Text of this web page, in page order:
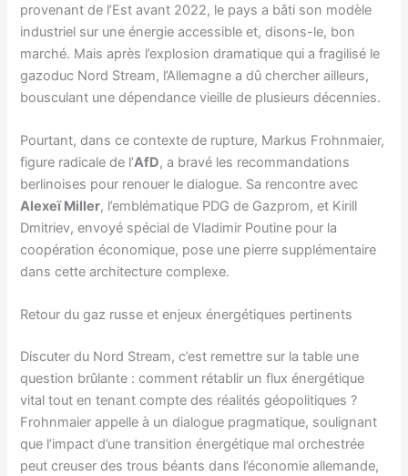
provenant de l’Est avant 2022, le pays a bâti son modèle
industriel sur une énergie accessible et, disons-le, bon
marché. Mais après l’explosion dramatique qui a fragilisé le
gazoduc Nord Stream, l’Allemagne a dû chercher ailleurs,
bousculant une dépendance vieille de plusieurs décennies.
Pourtant, dans ce contexte de rupture, Markus Frohnmaier,
figure radicale de l’AfD, a bravé les recommandations
berlinoises pour renouer le dialogue. Sa rencontre avec
Alexeï Miller, l’emblématique PDG de Gazprom, et Kirill
Dmitriev, envoyé spécial de Vladimir Poutine pour la
coopération économique, pose une pierre supplémentaire
dans cette architecture complexe.
Retour du gaz russe et enjeux énergétiques pertinents
Discuter du Nord Stream, c’est remettre sur la table une
question brûlante : comment rétablir un flux énergétique
vital tout en tenant compte des réalités géopolitiques ?
Frohnmaier appelle à un dialogue pragmatique, soulignant
que l’impact d’une transition énergétique mal orchestrée
peut creuser des trous béants dans l’économie allemande,